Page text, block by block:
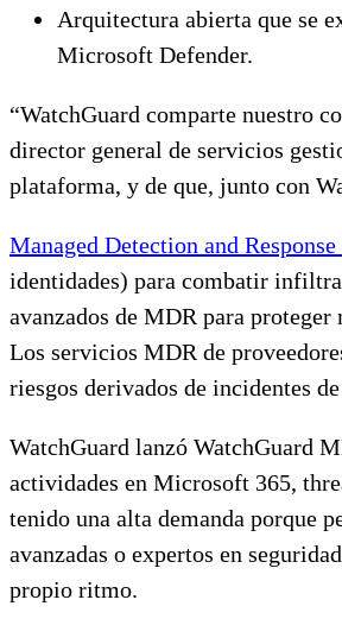
Arquitectura abierta que se
Microsoft Defender.
“WatchGuard comparte nuestro
director general de servicios
plataforma, y de que, junto con
Managed Detection and
identidades) para combatir
avanzados de MDR para
Los servicios MDR de
riesgos derivados de incidentes
WatchGuard lanzó WatchGuard
actividades en Microsoft 365,
tenido una alta demanda porque
avanzadas o expertos en
propio ritmo.